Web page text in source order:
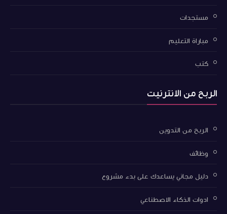
مستجدات
مباراة التعليم
كتب
الربح من الانترنيت
الربح من التدوين
وظائف
دليل مجاني يساعدك على بدء مشروع
ادوات الذكاء الاصطناعي